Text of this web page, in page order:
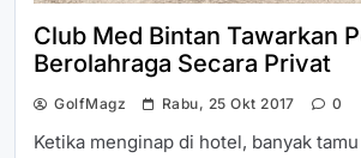
Club Med Bintan Tawarkan
Berolahraga Secara Privat
GolfMagz Rabu, 25 Okt 2017 0
Ketika menginap di hotel, banyak